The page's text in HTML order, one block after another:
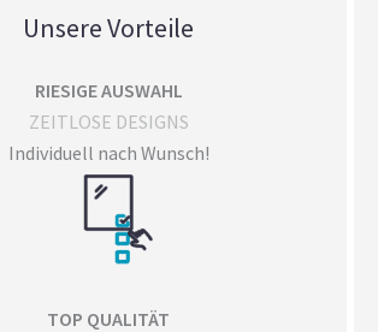
Unsere Vorteile
RIESIGE AUSWAHL
ZEITLOSE DESIGNS
Individuell nach Wunsch!
TOP QUALITÄT